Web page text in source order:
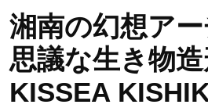
湘南の幻想ア
思議な生き物
KISSEA